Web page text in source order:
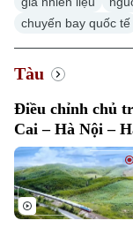
Chính trị
Xã hội
An ninh trật tự
Công nghệ
Người Hà Nội
Khoảnh khắc Hà Nội
Ẩm thực
Thế giới
Quân sự
Hồ sơ
Người Việt 4 phương
Kinh tế
Tin tức
Cafe sáng
Nhà đất
Tin tức
Tàu và Xe
chuyến bay quốc tế
Tàu
Điều chỉnh chủ
Cai – Hà Nội –